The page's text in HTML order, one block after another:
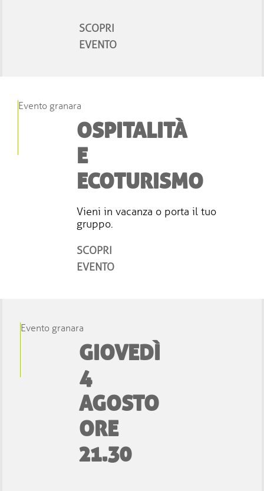
SCOPRI
EVENTO
Evento granara
OSPITALITÀ
E
ECOTURISMO
Vieni in vacanza o porta il tuo
gruppo.
SCOPRI
EVENTO
Evento granara
GIOVEDÌ
4
AGOSTO
ORE
21.30